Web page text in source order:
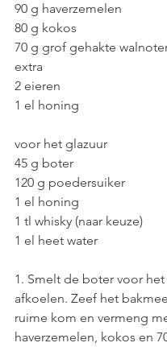
90 g haverzemelen
80 g kokos
70 g grof gehakte
extra
2 eieren
1 el honing
voor het glazuur
45 g boter
120 g poedersuiker
1 el honing
1 tl whisky (naar keuze)
1 el heet water
1. Smelt de boter voor
afkoelen. Zeef het
ruime kom en vermeng
haverzemelen, kokos en